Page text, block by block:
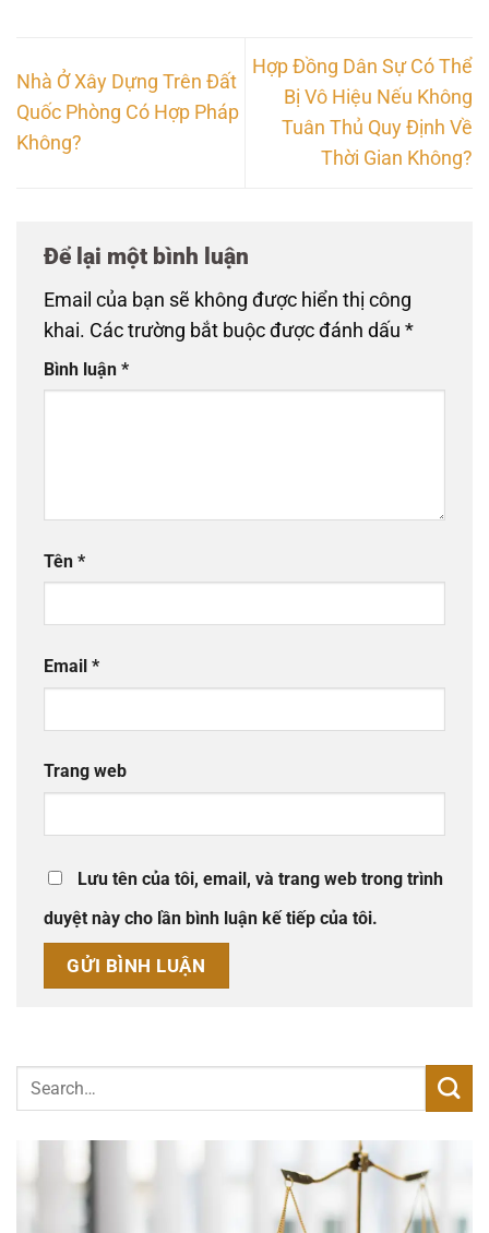
Nhà Ở Xây Dựng Trên Đất
Quốc Phòng Có Hợp Pháp
Không?
Hợp Đồng Dân Sự Có Thể
Bị Vô Hiệu Nếu Không
Tuân Thủ Quy Định Về
Thời Gian Không?
Để lại một bình luận
Email của bạn sẽ không được hiển thị công
khai. Các trường bắt buộc được đánh dấu *
Bình luận *
Tên *
Email *
Trang web
Lưu tên của tôi, email, và trang web trong trình
duyệt này cho lần bình luận kế tiếp của tôi.